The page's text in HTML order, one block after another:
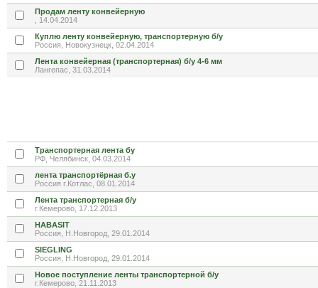
Продам ленту конвейерную
, 14.04.2014
Куплю ленту конвейерную, транспортерную б/у
Россия, Новокузнецк, 02.04.2014
Лента конвейерная (транспортерная) б/у 4-6 мм
Лангепас, 31.03.2014
Транспортерная лента бу
РФ, Челябинск, 04.03.2014
лента транспортёрная б.у
Россия г.Котлас, 08.01.2014
Лента транспортерная б/у
г.Кемерово, 17.12.2013
HABASIT
Россия, Н.Новгород, 29.01.2014
SIEGLING
Россия, Н.Новгород, 29.01.2014
Новое поступление ленты транспортерной б/у
г.Кемерово, 21.11.2013